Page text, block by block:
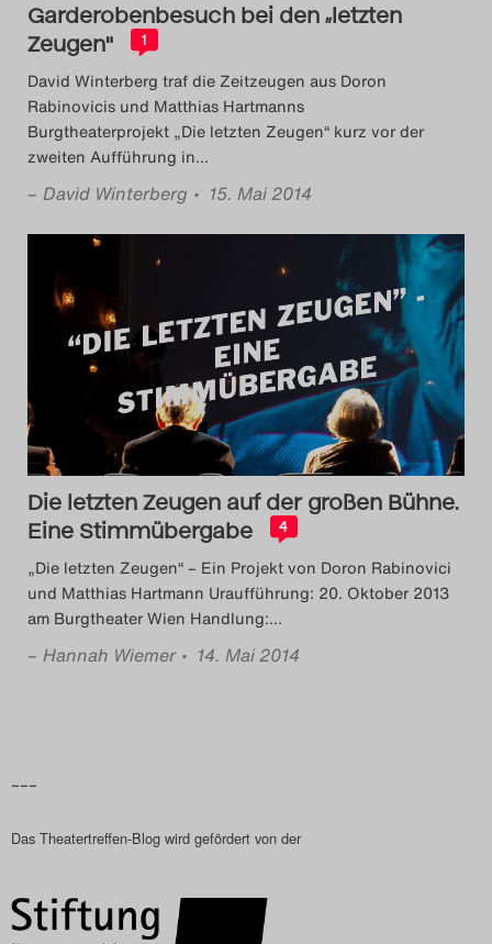
Das Theatertreffen-Blog
2019
Das Theatertreffen-Blog
2020
Das Theatertreffen-Blog
2021
Das Theatertreffen-Blog
2022
Das Theatertreffen-Blog
2023
Das Theatertreffen-Blog
2024
Das Theatertreffen-Blog
2025
Nutzungsbedingungen
Search
Garderobenbesuch bei den „letzten
Zeugen"
1
David Winterberg traf die Zeitzeugen aus Doron
Rabinovicis und Matthias Hartmanns
Burgtheaterprojekt „Die letzten Zeugen“ kurz vor der
zweiten Aufführung in…
– David Winterberg • 15. Mai 2014
Die letzten Zeugen auf der großen Bühne.
Eine Stimmübergabe
4
„Die letzten Zeugen“ – Ein Projekt von Doron Rabinovici
und Matthias Hartmann Uraufführung: 20. Oktober 2013
am Burgtheater Wien Handlung:…
– Hannah Wiemer • 14. Mai 2014
–––
Das Theatertreffen-Blog wird gefördert von der